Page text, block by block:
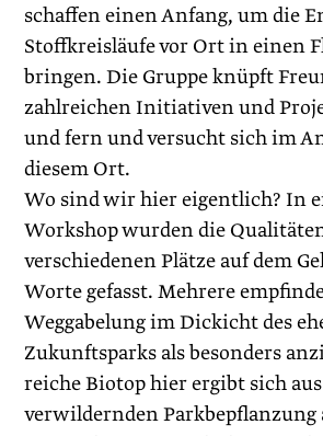
schaffen einen Anfang, um die
Stoffkreisläufe vor Ort in einen
bringen. Die Gruppe knüpft
zahlreichen Initiativen und
und fern und versucht sich im
diesem Ort.
Wo sind wir hier eigentlich? In
Workshop wurden die
verschiedenen Plätze auf dem
Worte gefasst. Mehrere
Weggabelung im Dickicht des
Zukunftsparks als besonders
reiche Biotop hier ergibt sich
verwildernden Parkbepflanzung